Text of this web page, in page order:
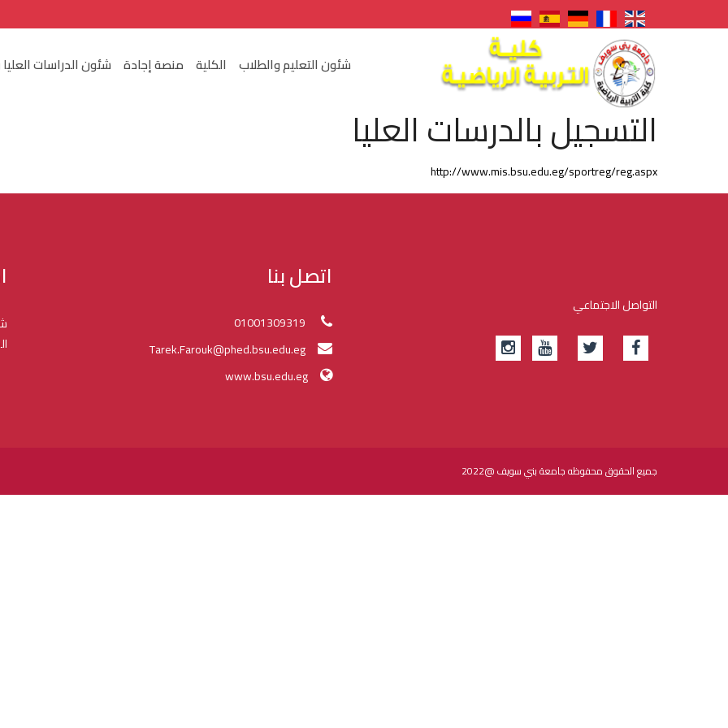
شئون التعليم والطلاب الكلية منصة إجادة شئون الدراسات
التسجيل بالدرسات العليا
http://www.mis.bsu.edu.eg/sportreg/reg.aspx
التواصل الاجتماعي
اتصل بنا
www.bsu.edu.eg
جميع الحقوق محفوظه جامعة بني سويف @2022